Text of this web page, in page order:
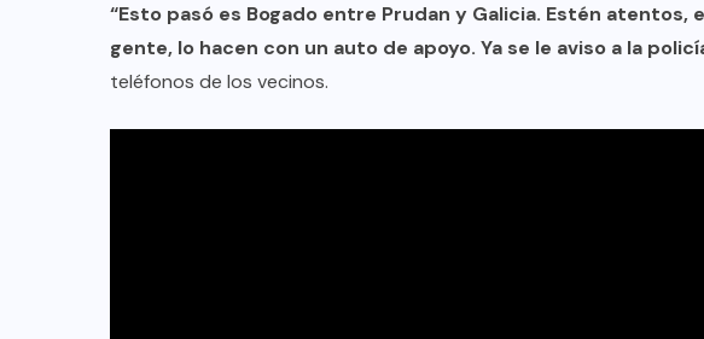
“Esto pasó es Bogado entre Prudan y Galicia. Estén
gente, lo hacen con un auto de apoyo. Ya se le aviso a la
teléfonos de los vecinos.